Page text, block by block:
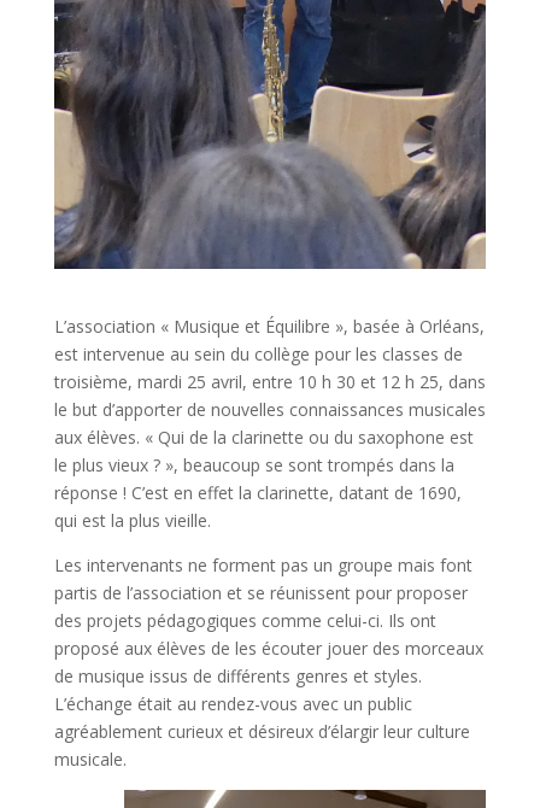
L’association « Musique et Équilibre », basée à Orléans,
est intervenue au sein du collège pour les classes de
troisième, mardi 25 avril, entre 10 h 30 et 12 h 25, dans
le but d’apporter de nouvelles connaissances musicales
aux élèves. « Qui de la clarinette ou du saxophone est
le plus vieux ? », beaucoup se sont trompés dans la
réponse ! C’est en effet la clarinette, datant de 1690,
qui est la plus vieille.
Les intervenants ne forment pas un groupe mais font
partis de l’association et se réunissent pour proposer
des projets pédagogiques comme celui-ci. Ils ont
proposé aux élèves de les écouter jouer des morceaux
de musique issus de différents genres et styles.
L’échange était au rendez-vous avec un public
agréablement curieux et désireux d’élargir leur culture
musicale.